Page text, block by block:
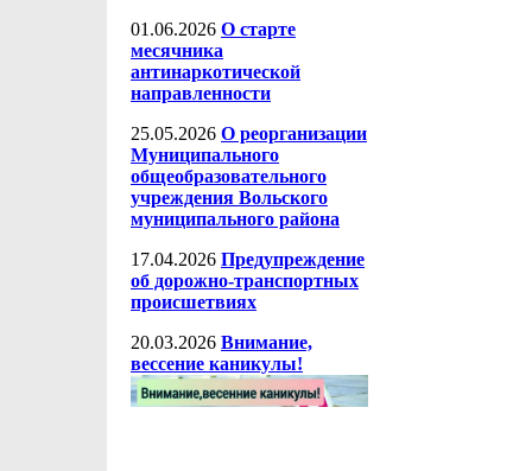
01.06.2026 О старте
месячника
антинаркотической
направленности
25.05.2026 О реорганизации
Муниципального
общеобразовательного
учреждения Вольского
муниципального района
17.04.2026 Предупреждение
об дорожно-транспортных
происшетвиях
20.03.2026 Внимание,
вессение каникулы!